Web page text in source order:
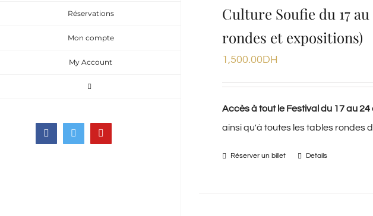
Réservations
Mon compte
My Account
FacebookTwitter
Culture Soufie du 17
rondes et expositions)
1,500.00DH
Accès à tout le Festival du 17 au
ainsi qu'à toutes les tables rondes
Réserver un billet Details